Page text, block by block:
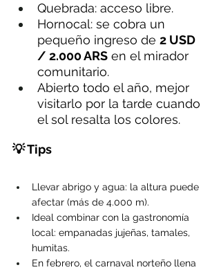
Quebrada: acceso libre.
Hornocal: se cobra un
pequeño ingreso de 2 USD
/ 2.000 ARS en el mirador
comunitario.
Abierto todo el año, mejor
visitarlo por la tarde cuando
el sol resalta los colores.
💡 Tips
Llevar abrigo y agua: la altura puede
afectar (más de 4.000 m).
Ideal combinar con la gastronomía
local: empanadas jujeñas, tamales,
humitas.
En febrero, el carnaval norteño llena